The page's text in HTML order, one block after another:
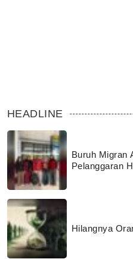
HEADLINE
Buruh Migran
Pelanggaran
Hilangnya